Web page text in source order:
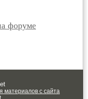
форуме
материалов с сайта